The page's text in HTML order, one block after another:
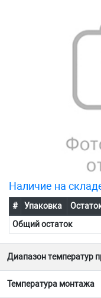
Наличие на
# Упаковка
Общий остаток
Диапазон температур
Температура монтажа